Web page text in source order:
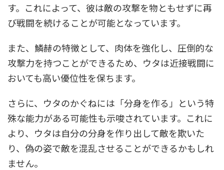
す。これによって、彼は敵の攻撃を物ともせずに再
び戦闘を続けることが可能となっています。
また、鱗赫の特徴として、肉体を強化し、圧倒的な
攻撃力を持つことができるため、ウタは近接戦闘に
おいても高い優位性を保ちます。
さらに、ウタのかぐねには「分身を作る」という特
殊な能力がある可能性も示唆されています。これに
より、ウタは自分の分身を作り出して敵を欺いた
り、偽の姿で敵を混乱させることができるかもしれ
ません。